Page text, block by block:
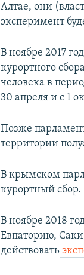
Алтае, они
эксперимент
В ноябре 2017
курортного
человека в
30 апреля и с 1
Позже
территории
В крымском
курортный сбор.
В ноябре 2018
Евпаторию,
действовать